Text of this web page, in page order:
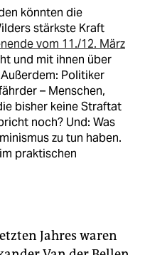
könnten die
stärkste Kraft
vom 11./12. März
und mit ihnen über
Politiker
– Menschen,
bisher keine Straftat
noch? Und: Was
zu tun haben.
praktischen
Jahres waren